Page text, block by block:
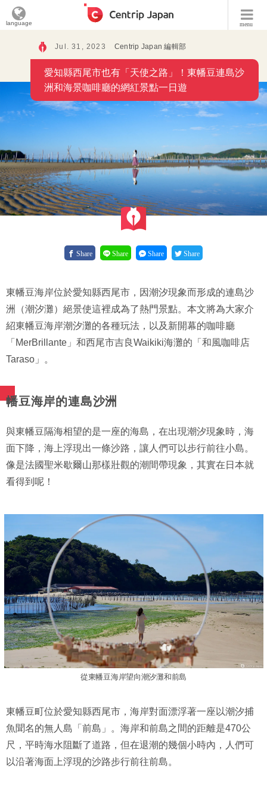
menu
language
Jul. 31, 2023 Centrip Japan 編輯部
愛知縣西尾市也有「天使之路」！東幡豆連島沙
洲和海景咖啡廳的網紅景點一日遊
Share Share Share Share
東幡豆海岸位於愛知縣西尾市，因潮汐現象而形成的連島沙
洲（潮汐灘）絕景使這裡成為了熱門景點。本文將為大家介
紹東幡豆海岸潮汐灘的各種玩法，以及新開幕的咖啡廳
「MerBrillante」和西尾市吉良Waikiki海灘的「和風咖啡店
Taraso」。
幡豆海岸的連島沙洲
與東幡豆隔海相望的是一座的海島，在出現潮汐現象時，海
面下降，海上浮現出一條沙路，讓人們可以步行前往小島。
像是法國聖米歇爾山那樣壯觀的潮間帶現象，其實在日本就
看得到呢！
從東幡豆海岸望向潮汐灘和前島
東幡豆町位於愛知縣西尾市，海岸對面漂浮著一座以潮汐捕
魚聞名的無人島「前島」。海岸和前島之間的距離是470公
尺，平時海水阻斷了道路，但在退潮的幾個小時內，人們可
以沿著海面上浮現的沙路步行前往前島。